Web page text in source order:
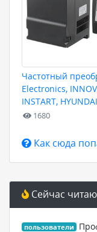
Частотный
Electronics,
INSTART,
1680
Как сюда
Сейчас
пользователи